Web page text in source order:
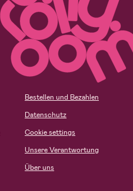
Bestellen und Bezahlen
Datenschutz
Cookie settings
Unsere Verantwortung
Über uns